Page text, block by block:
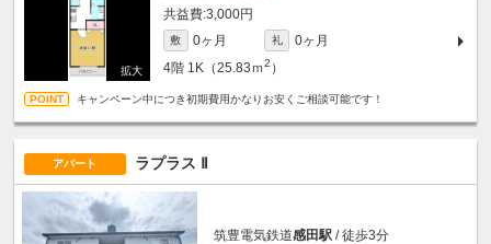
3,000円
敷 0ヶ月 礼
0ヶ月
4階 1K（25.83ｍ2 ）
キャンペーン中につき初期費用かなりお安くご相談可能です！
アパート ラプラス Ⅱ
筑豊電気鉄道感田駅 / 徒歩3分